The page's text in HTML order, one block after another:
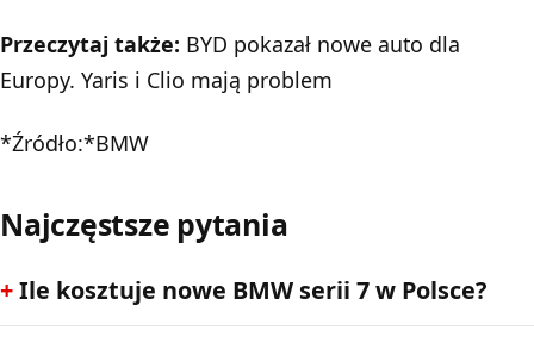
Przeczytaj także: BYD pokazał nowe auto dla
Europy. Yaris i Clio mają problem
*Źródło:*BMW
Najczęstsze pytania
Ile kosztuje nowe BMW serii 7 w Polsce?